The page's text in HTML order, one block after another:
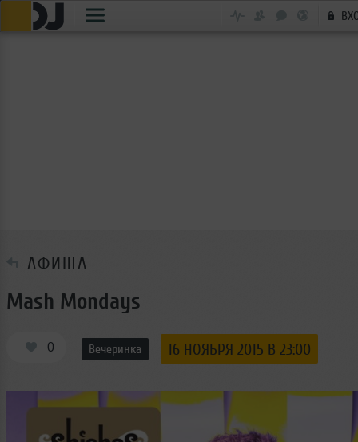
АФИША
Mash Mondays
0 Вечеринка 16 НОЯБРЯ 2015 В 23:00